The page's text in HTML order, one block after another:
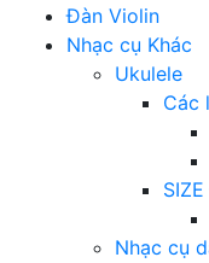
Đàn Violin
Nhạc cụ Khác
Ukulele
Các
Nhạc cụ